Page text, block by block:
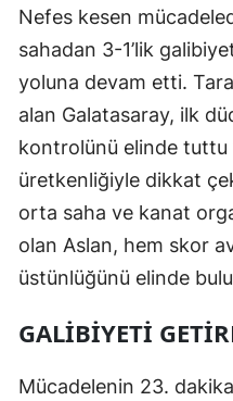
Nefes kesen
sahadan 3-1’lik
yoluna devam etti.
alan Galatasaray, ilk
kontrolünü elinde tuttu
üretkenliğiyle dikkat
orta saha ve kanat
olan Aslan, hem skor
üstünlüğünü elinde
GALIBIYETI
Mücadelenin 23.